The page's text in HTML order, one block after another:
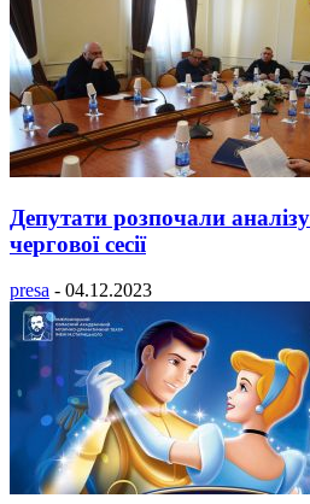
Депутати розпочали
чергової сесії
presa - 04.12.2023